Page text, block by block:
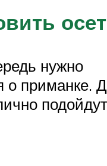
нужно
о приманке.